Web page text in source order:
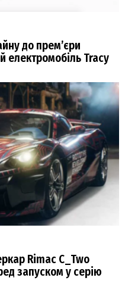
до прем’єри
електромобіль Tracy
Rimac C_Two
запуском у серію